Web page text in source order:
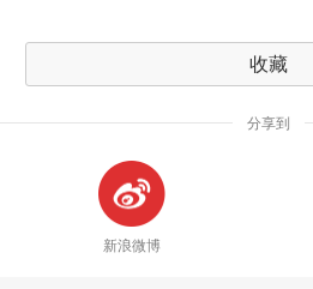
收藏
分享到
新浪微博